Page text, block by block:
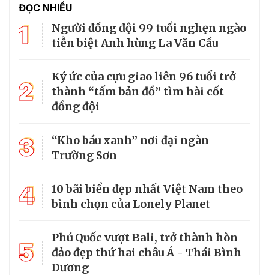
ĐỌC NHIỀU
1
Người đồng đội 99 tuổi nghẹn ngào
tiễn biệt Anh hùng La Văn Cầu
2
Ký ức của cựu giao liên 96 tuổi trở
thành “tấm bản đồ” tìm hài cốt
đồng đội
3
“Kho báu xanh” nơi đại ngàn
Trường Sơn
4
10 bãi biển đẹp nhất Việt Nam theo
bình chọn của Lonely Planet
5
Phú Quốc vượt Bali, trở thành hòn
đảo đẹp thứ hai châu Á - Thái Bình
Dương